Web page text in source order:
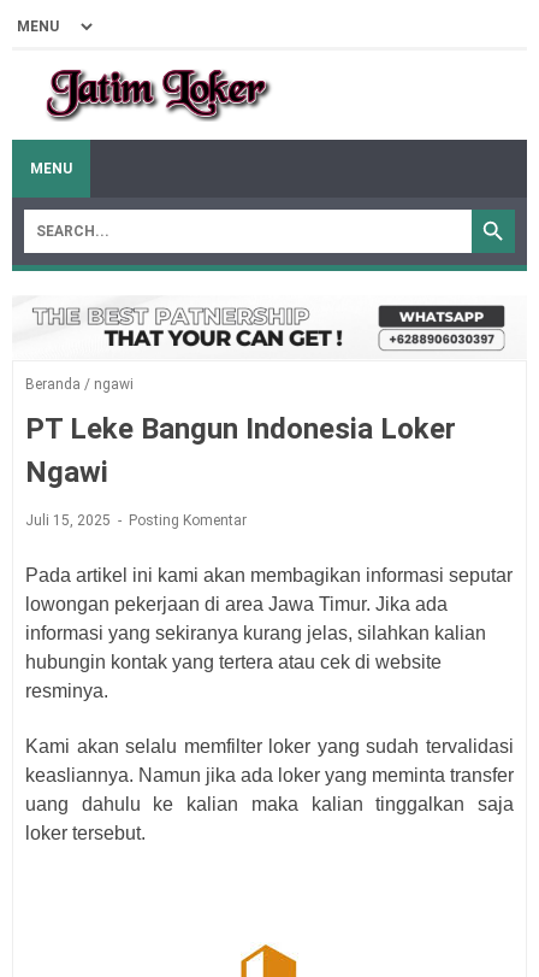
MENU
Beranda / ngawi
PT Leke Bangun Indonesia Loker
Ngawi
Juli 15, 2025 Posting Komentar
Pada artikel ini kami akan membagikan informasi seputar
lowongan pekerjaan di area Jawa Timur. Jika ada
informasi yang sekiranya kurang jelas, silahkan kalian
hubungin kontak yang tertera atau cek di website
resminya.
Kami akan selalu memfilter loker yang sudah tervalidasi
keasliannya. Namun jika ada loker yang meminta transfer
uang dahulu ke kalian maka kalian tinggalkan saja
loker tersebut.